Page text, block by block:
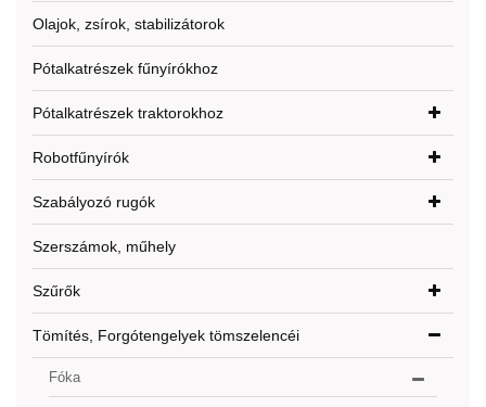
Olajok, zsírok, stabilizátorok
Pótalkatrészek fűnyírókhoz
Pótalkatrészek traktorokhoz
Robotfűnyírók
Szabályozó rugók
Szerszámok, műhely
Szűrők
Tömítés, Forgótengelyek tömszelencéi
Fóka